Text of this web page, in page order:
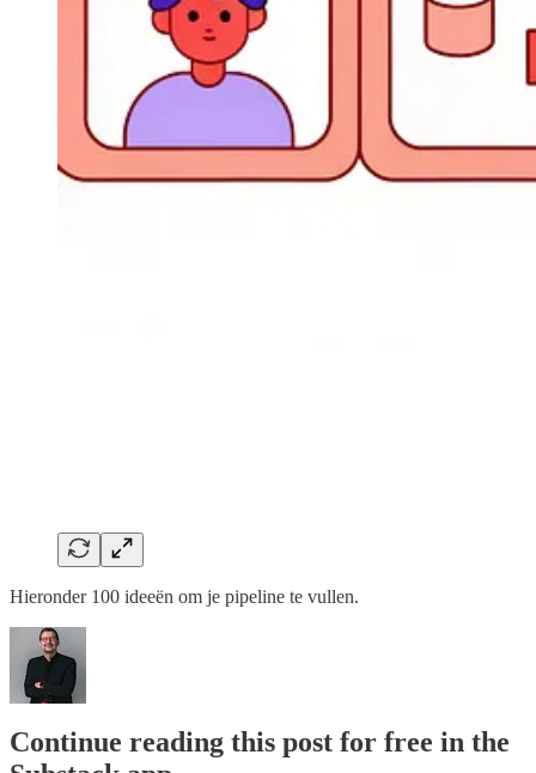
Hieronder 100 ideeën om je pipeline te vullen.
Continue reading this post for free in the